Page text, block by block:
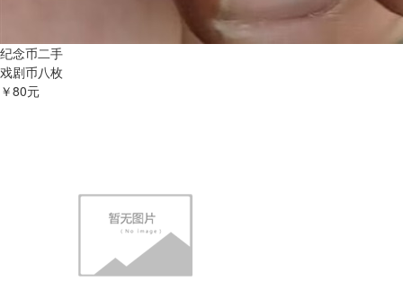
纪念币二手
戏剧币八枚
￥80元